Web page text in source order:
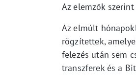
Az elemzők
Az elmúlt
rögzítettek,
felezés után sem
transzferek és a